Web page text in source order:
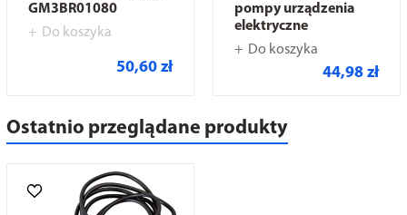
GM3BR01080
Do koszyka
50,60 zł
pompy urządzenia
elektryczne
Do koszyka
44,98 zł
Ostatnio przeglądane produkty